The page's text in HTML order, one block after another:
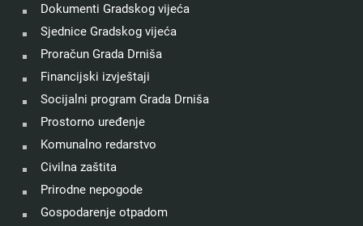
Dokumenti Gradskog vijeća
Sjednice Gradskog vijeća
Proračun Grada Drniša
Financijski izvještaji
Socijalni program Grada Drniša
Prostorno uređenje
Komunalno redarstvo
Civilna zaštita
Prirodne nepogode
Gospodarenje otpadom